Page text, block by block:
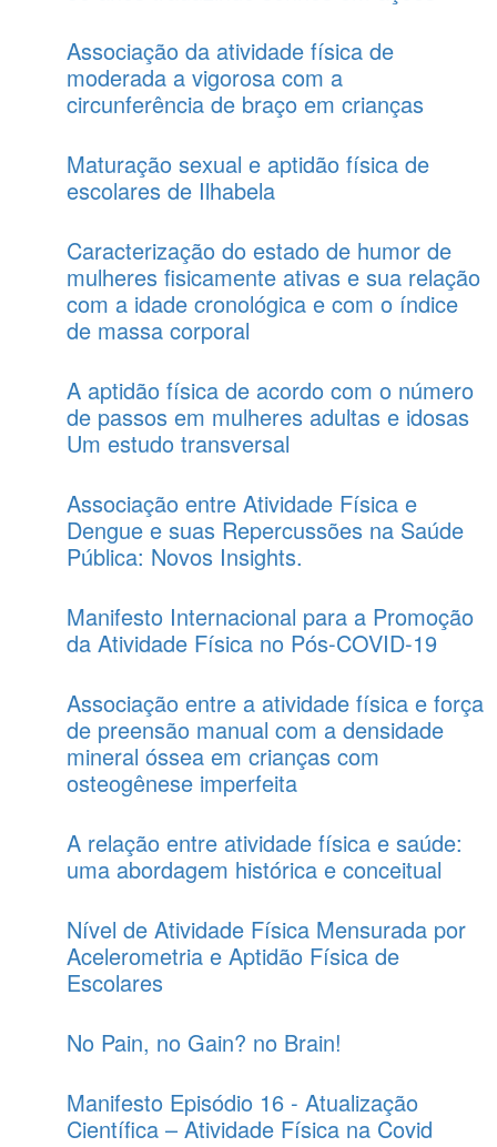
Associação da atividade física de
moderada a vigorosa com a
circunferência de braço em crianças
Maturação sexual e aptidão física de
escolares de Ilhabela
Caracterização do estado de humor de
mulheres fisicamente ativas e sua relação
com a idade cronológica e com o índice
de massa corporal
A aptidão física de acordo com o número
de passos em mulheres adultas e idosas
Um estudo transversal
Associação entre Atividade Física e
Dengue e suas Repercussões na Saúde
Pública: Novos Insights.
Manifesto Internacional para a Promoção
da Atividade Física no Pós-COVID-19
Associação entre a atividade física e força
de preensão manual com a densidade
mineral óssea em crianças com
osteogênese imperfeita
A relação entre atividade física e saúde:
uma abordagem histórica e conceitual
Nível de Atividade Física Mensurada por
Acelerometria e Aptidão Física de
Escolares
No Pain, no Gain? no Brain!
Manifesto Episódio 16 - Atualização
Científica – Atividade Física na Covid